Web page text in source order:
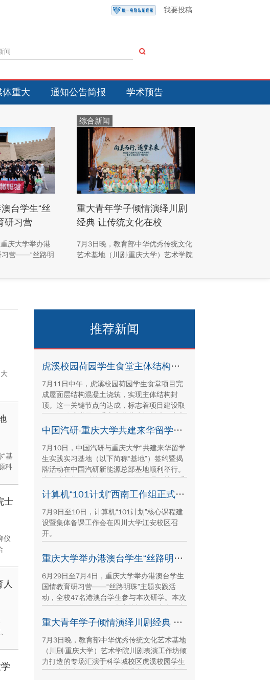
我要投稿
体重大 通知公告简报 学术预告
台学生“丝
研习营
庆大学举办港
习营——“丝路明
界文化遗产保
综合新闻
重大青年学子倾情演绎川剧
经典 让传统文化在校
7月3日晚，教育部中华优秀传统文化
艺术基地（川剧·重庆大学）艺术学院
主题，推进校园美育与传统文化传承
“基
科
士
仪
人
推荐新闻
虎溪校园荷园学生食堂主体结构封顶
7月11日中午，虎溪校园荷园学生食堂项目完
成屋面层结构混凝土浇筑，实现主体结构封
顶。这一关键节点的达成，标志着项目建设取
得里程碑式进展。重庆大学基建规划处、康立
时代建设集团有限公司、湖南顺天建设集团有
限公司、重庆方郡建设工程咨询有限公司等参
建单位代表现场参与封顶仪式。
中国汽研-重庆大学共建来华留学生实践实习基地签约暨揭牌活动举行
7月10日，中国汽研与重庆大学“共建来华留学
生实践实习基地（以下简称“基地”）签约暨揭
牌活动在中国汽研新能源总部基地顺利举行。
中汽院新能源科技有限公司副总经理傅菊、重
庆大学国际合作与交流处处长兼留学生事务管
理中心主任阳春出席活动，双方相关职能负责
人、教师代表及来华留学生代表共同参与。
计算机“101计划”西南工作组正式成立
7月9日至10日，计算机“101计划”核心课程建
设暨集体备课工作会在四川大学江安校区召
开。
重庆大学举办港澳台学生“丝路明珠”国情教育研习营
6月29日至7月4日，重庆大学举办港澳台学生
国情教育研习营——“丝路明珠”主题实践活
动，全校47名港澳台学生参与本次研学。本次
活动组织同学们沿河西走廊赴兰州、张掖、嘉
峪关、敦煌多地实地走访，深入了解国家在丝
路文明传承、世界文化遗产保护、西北地质生
态治理等方面的建设成就与发展路径。
重大青年学子倾情演绎川剧经典 让传统文化在校园“活”起来
7月3日晚，教育部中华优秀传统文化艺术基地
（川剧·重庆大学）艺术学院川剧表演工作坊倾
力打造的专场汇演于科学城校区虎溪校园学生
活动中心小剧场举办，紧扣重庆市第八届大学